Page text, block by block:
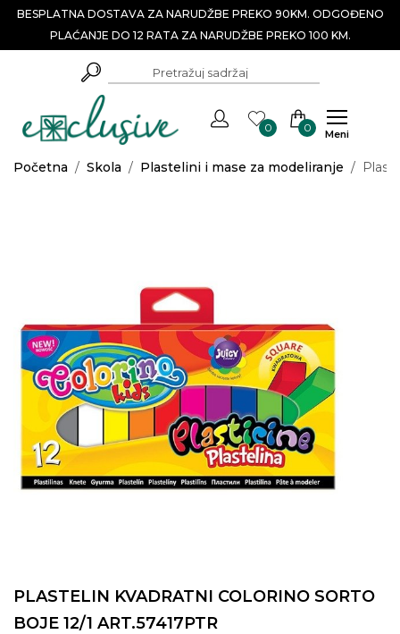
BESPLATNA DOSTAVA ZA NARUDŽBE PREKO 90KM. ODGOĐENO
PLAĆANJE DO 12 RATA ZA NARUDŽBE PREKO 100 KM.
0 0 Meni
Početna / Skola / Plastelini i mase za modeliranje /
PLASTELIN KVADRATNI COLORINO SORTO
BOJE 12/1 ART.57417PTR